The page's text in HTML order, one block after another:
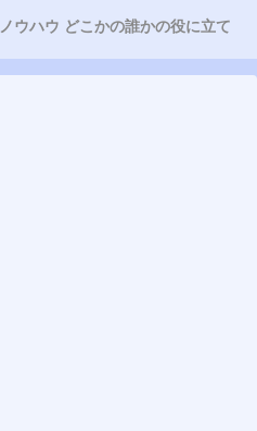
ノウハウ どこかの誰かの役に立て